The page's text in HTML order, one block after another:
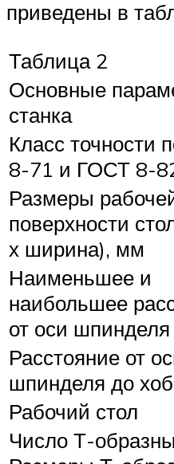
приведены в
Таблица 2
Основные
станка
Класс точности
8-71 и ГОСТ 8-
Размеры
поверхности
х ширина), мм
Наименьшее и
наибольшее
от оси
Расстояние от
шпинделя до
Рабочий стол
Число Т-